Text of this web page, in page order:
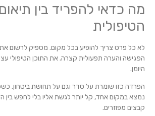
מה כדאי להפריד בין
הטיפולית
לא כל פרט צריך להופיע בכל מקום. מספיק לרשום
הפגישה והערה תפעולית קצרה. את התוכן הטיפולי
היומן.
הפרדה כזו שומרת על סדר וגם על תחושת ביטחון.
נמצא במקום אחד, קל יותר לגשת אליו בלי לחפש בין
קבצים מפוזרים.